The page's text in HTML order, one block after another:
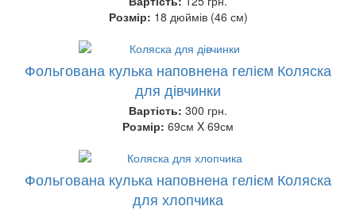
Розмір: 18 дюймів (46 см)
Фольгована кулька наповнена гелієм Коляска
для дівчинки
Вартість: 300 грн.
Розмір: 69см X 69см
Фольгована кулька наповнена гелієм Коляска
для хлопчика